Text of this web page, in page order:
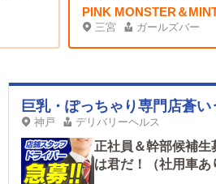
三宮 ガールズバー
巨乳・ぽっちゃり専門店蒼い
神戸 デリバリーヘルス
正社員＆幹部候補
は君だ！（社用車あ